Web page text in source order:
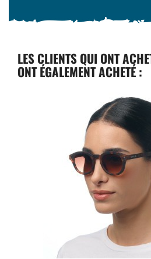
LES CLIENTS QUI ONT
ONT ÉGALEMENT ACHETÉ :